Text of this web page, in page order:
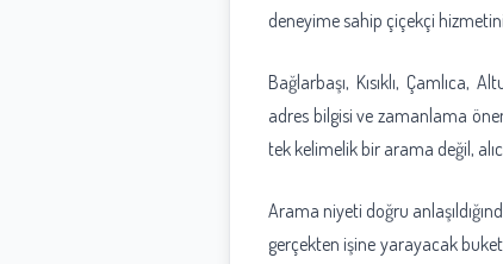
deneyime sahip çiçekçi
Bağlarbaşı, Kısıklı, Çamlıca,
adres bilgisi ve zamanlama
tek kelimelik bir arama değil,
Arama niyeti doğru
gerçekten işine yarayacak